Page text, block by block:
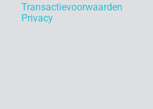
Transactievoorwaarden
Privacy